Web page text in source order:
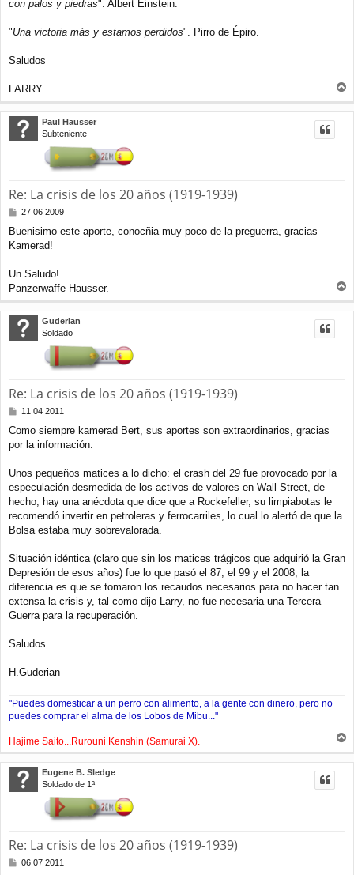
con palos y piedras". Albert Einstein.
"Una victoria más y estamos perdidos". Pirro de Épiro.
Saludos
LARRY
r
r
Paul Hausser
Subteniente
Re: La crisis de los 20 años (1919-1939)
M
n
s
j
27 06 2009
Buenisimo este aporte, conocñia muy poco de la preguerra, gracias
Kamerad!
Un Saludo!
Panzerwaffe Hausser.
r
r
Guderian
Soldado
Re: La crisis de los 20 años (1919-1939)
M
n
s
j
11 04 2011
Como siempre kamerad Bert, sus aportes son extraordinarios, gracias
por la información.
Unos pequeños matices a lo dicho: el crash del 29 fue provocado por la
especulación desmedida de los activos de valores en Wall Street, de
hecho, hay una anécdota que dice que a Rockefeller, su limpiabotas le
recomendó invertir en petroleras y ferrocarriles, lo cual lo alertó de que la
Bolsa estaba muy sobrevalorada.
Situación idéntica (claro que sin los matices trágicos que adquirió la Gran
Depresión de esos años) fue lo que pasó el 87, el 99 y el 2008, la
diferencia es que se tomaron los recaudos necesarios para no hacer tan
extensa la crisis y, tal como dijo Larry, no fue necesaria una Tercera
Guerra para la recuperación.
Saludos
H.Guderian
"Puedes domesticar a un perro con alimento, a la gente con dinero, pero no
puedes comprar el alma de los Lobos de Mibu..."
Hajime Saito...Rurouni Kenshin (Samurai X).
r
r
Eugene B. Sledge
Soldado de 1ª
Re: La crisis de los 20 años (1919-1939)
M
06 07 2011